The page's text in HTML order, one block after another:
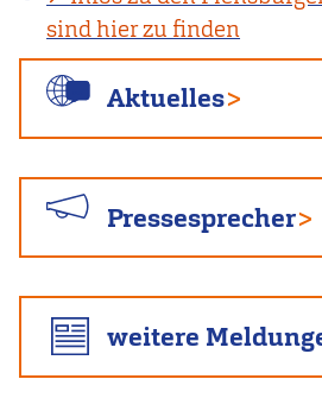
sind hier zu finden
Aktuelles
Pressesprecher
weitere